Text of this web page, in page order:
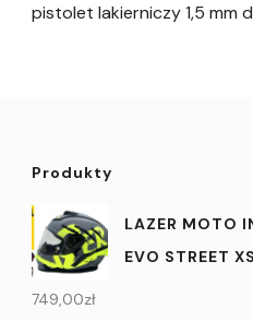
pistolet lakierniczy 1,5 mm
Produkty
LAZER MOTO
EVO STREET XS
749,00zł